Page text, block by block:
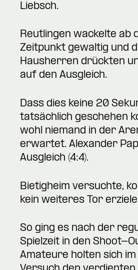
Liebsch.
Reutlingen wackelte ab
Zeitpunkt gewaltig und
Hausherren drückten
auf den Ausgleich.
Dass dies keine 20
tatsächlich geschehen
wohl niemand in der
erwartet. Alexander
Ausgleich (4:4).
Bietigheim versuchte,
kein weiteres Tor
So ging es nach der
Spielzeit in den Shoot-
Amateure holten sich